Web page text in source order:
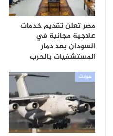
مصر تعلن تقديم خدمات
علاجية مجانية في
السودان بعد دمار
المستشفيات بالحرب
حوادث